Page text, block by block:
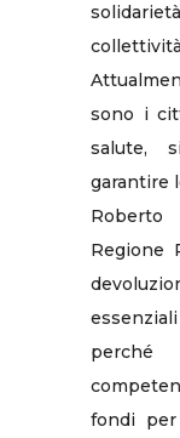
sono i
salute,
garantire
Regione
perché
fondi per